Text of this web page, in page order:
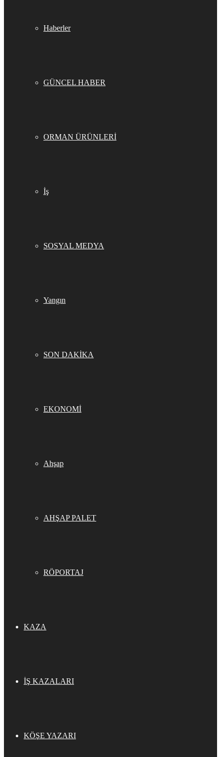
Haberler
GÜNCEL HABER
ORMAN ÜRÜNLERİ
İş
SOSYAL MEDYA
Yangın
SON DAKİKA
EKONOMİ
Ahşap
AHŞAP PALET
RÖPORTAJ
KAZA
İŞ KAZALARI
KÖŞE YAZARI